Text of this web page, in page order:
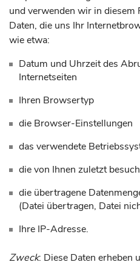
und verwenden wir in diesem
Daten, die uns Ihr
wie etwa:
Datum und Uhrzeit des
Internetseiten
Ihren Browsertyp
die Browser-Einstellungen
das verwendete
die von Ihnen zuletzt
die übertragene
(Datei übertragen, Datei
Ihre IP-Adresse.
Zweck: Diese Daten erheben